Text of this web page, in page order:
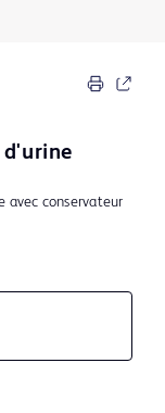
d'urine
avec conservateur